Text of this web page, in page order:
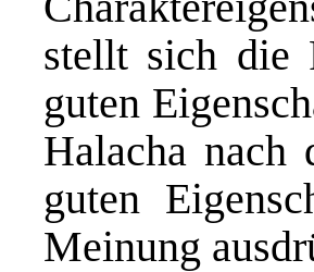
stellt sich die
guten
Halacha nach
guten
Meinung